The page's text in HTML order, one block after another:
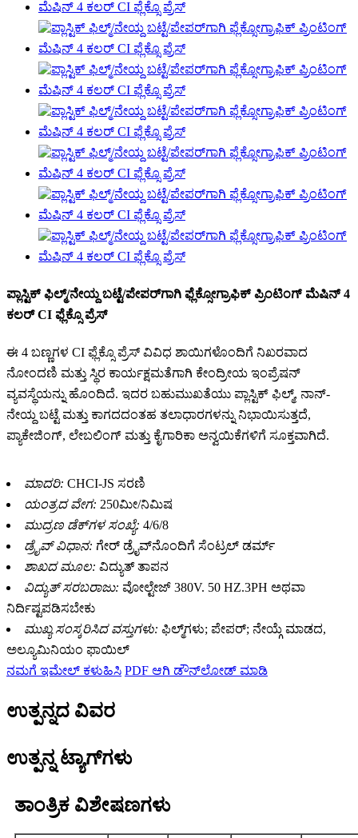
ಪ್ಲಾಸ್ಟಿಕ್ ಫಿಲ್ಮ್/ನೇಯ್ದ ಬಟ್ಟೆ/ಪೇಪರ್‌ಗಾಗಿ ಫ್ಲೆಕ್ಸೋಗ್ರಾಫಿಕ್ ಪ್ರಿಂಟಿಂಗ್ ಮೆಷಿನ್ 4
ಕಲರ್ CI ಫ್ಲೆಕ್ಸೊ ಪ್ರೆಸ್
ಈ 4 ಬಣ್ಣಗಳ CI ಫ್ಲೆಕ್ಸೊ ಪ್ರೆಸ್ ವಿವಿಧ ಶಾಯಿಗಳೊಂದಿಗೆ ನಿಖರವಾದ
ನೋಂದಣಿ ಮತ್ತು ಸ್ಥಿರ ಕಾರ್ಯಕ್ಷಮತೆಗಾಗಿ ಕೇಂದ್ರೀಯ ಇಂಪ್ರೆಷನ್
ವ್ಯವಸ್ಥೆಯನ್ನು ಹೊಂದಿದೆ. ಇದರ ಬಹುಮುಖತೆಯು ಪ್ಲಾಸ್ಟಿಕ್ ಫಿಲ್ಮ್, ನಾನ್-
ನೇಯ್ದ ಬಟ್ಟೆ ಮತ್ತು ಕಾಗದದಂತಹ ತಲಾಧಾರಗಳನ್ನು ನಿಭಾಯಿಸುತ್ತದೆ,
ಪ್ಯಾಕೇಜಿಂಗ್, ಲೇಬಲಿಂಗ್ ಮತ್ತು ಕೈಗಾರಿಕಾ ಅನ್ವಯಿಕೆಗಳಿಗೆ ಸೂಕ್ತವಾಗಿದೆ.
ಮಾದರಿ: CHCI-JS ಸರಣಿ
ಯಂತ್ರದ ವೇಗ: 250ಮೀ/ನಿಮಿಷ
ಮುದ್ರಣ ಡೆಕ್‌ಗಳ ಸಂಖ್ಯೆ: 4/6/8
ಡ್ರೈವ್ ವಿಧಾನ: ಗೇರ್ ಡ್ರೈವ್‌ನೊಂದಿಗೆ ಸೆಂಟ್ರಲ್ ಡರ್ಮ್
ಶಾಖದ ಮೂಲ: ವಿದ್ಯುತ್ ತಾಪನ
ವಿದ್ಯುತ್ ಸರಬರಾಜು: ವೋಲ್ಟೇಜ್ 380V. 50 HZ.3PH ಅಥವಾ
ನಿರ್ದಿಷ್ಟಪಡಿಸಬೇಕು
ಮುಖ್ಯ ಸಂಸ್ಕರಿಸಿದ ವಸ್ತುಗಳು: ಫಿಲ್ಮ್‌ಗಳು; ಪೇಪರ್; ನೇಯ್ಗೆ ಮಾಡದ,
ಅಲ್ಯೂಮಿನಿಯಂ ಫಾಯಿಲ್
ನಮಗೆ ಇಮೇಲ್ ಕಳುಹಿಸಿ PDF ಆಗಿ ಡೌನ್‌ಲೋಡ್ ಮಾಡಿ
ಉತ್ಪನ್ನದ ವಿವರ
ಉತ್ಪನ್ನ ಟ್ಯಾಗ್‌ಗಳು
ತಾಂತ್ರಿಕ ವಿಶೇಷಣಗಳು